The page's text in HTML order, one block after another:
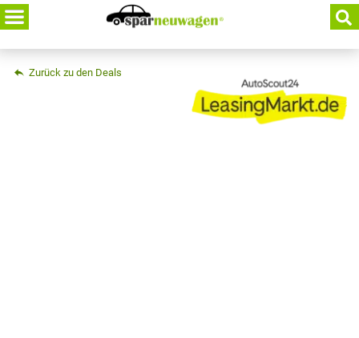
Skip
to
content
Zurück zu den Deals